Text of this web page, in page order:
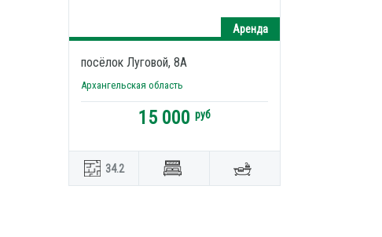
Аренда
посёлок Луговой, 8А
Архангельская область
15 000 руб
34.2